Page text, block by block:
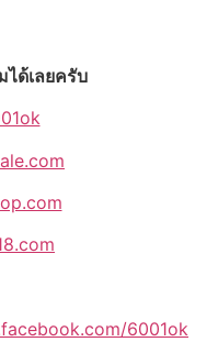
ด้เลยครับ
6001ok